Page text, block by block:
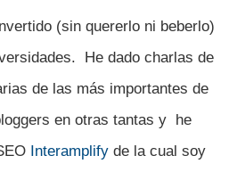
(sin quererlo ni beberlo)
He dado charlas de
de las más importantes de
en otras tantas y he
Interamplify de la cual soy